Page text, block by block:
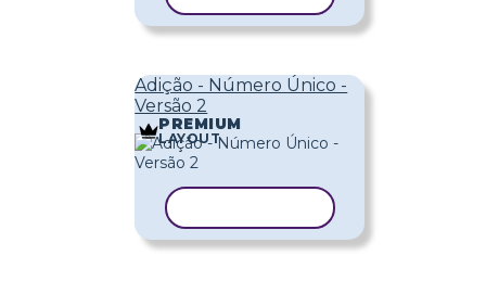
Adição - Número Único -
Versão 2
PREMIUM
LAYOUT